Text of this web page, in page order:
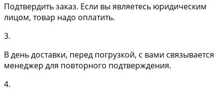
Подтвердить заказ. Если вы являетесь юридическим
лицом, товар надо оплатить.
3.
В день доставки, перед погрузкой, с вами связывается
менеджер для повторного подтверждения.
4.